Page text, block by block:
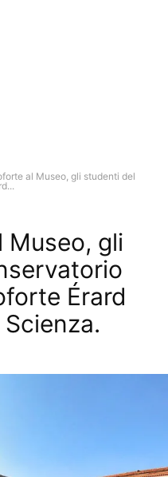
al Museo, gli studenti del
Museo, gli
Érard